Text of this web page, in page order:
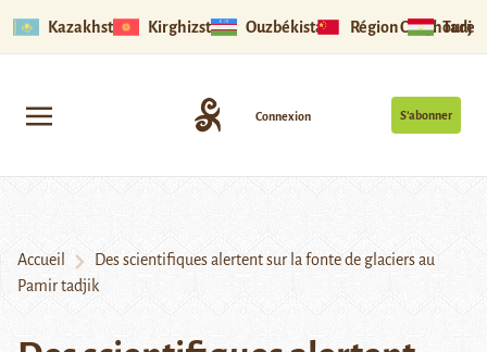
Kazakhstan Kirghizstan Ouzbékistan Région Ouïghoure
S’abonner
Connexion
Accueil
Des scientifiques alertent sur la fonte de glaciers au
Pamir tadjik